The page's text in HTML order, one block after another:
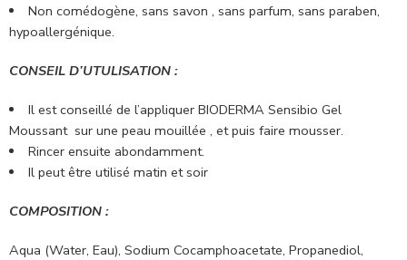
Non comédogène, sans savon , sans parfum, sans paraben,
hypoallergénique.
CONSEIL D’UTULISATION :
Il est conseillé de l’appliquer BIODERMA Sensibio Gel
Moussant sur une peau mouillée , et puis faire mousser.
Rincer ensuite abondamment.
Il peut être utilisé matin et soir
COMPOSITION :
Aqua (Water, Eau), Sodium Cocamphoacetate, Propanediol,